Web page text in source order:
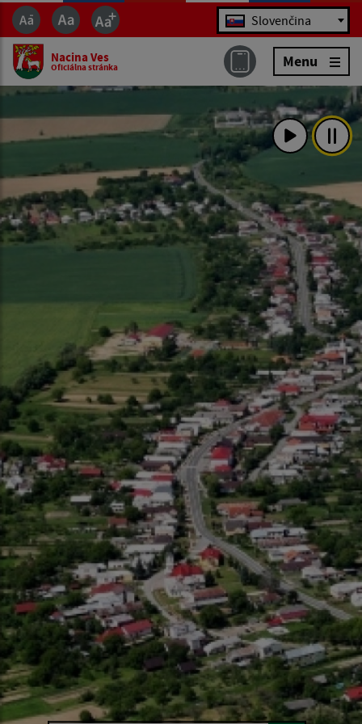
Jazyk Slovenčina
Nacina Ves
Oficiálna stránka Menu